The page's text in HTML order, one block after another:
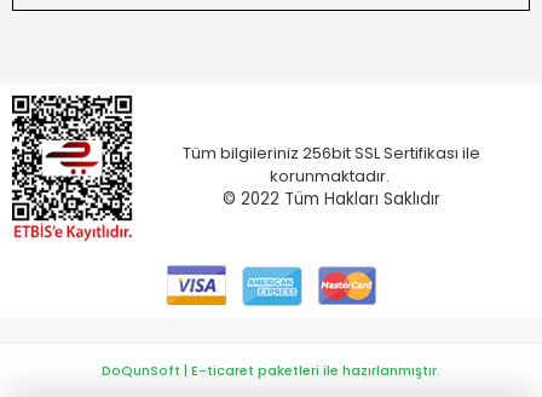
Tüm bilgileriniz 256bit SSL Sertifikası ile
korunmaktadır.
© 2022 Tüm Hakları Saklıdır
DoQunSoft | E-ticaret paketleri ile hazırlanmıştır.